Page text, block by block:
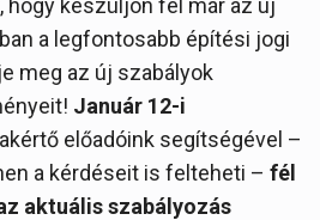
a legfontosabb építési jogi
meg az új szabályok
Január 12-i
előadóink segítségével –
a kérdéseit is felteheti – fél
aktuális szabályozás